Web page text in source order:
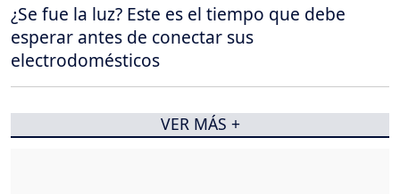
¿Se fue la luz? Este es el tiempo que debe
esperar antes de conectar sus
electrodomésticos
VER MÁS +